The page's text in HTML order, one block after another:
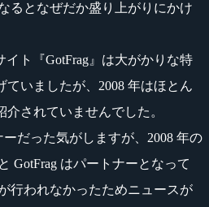
るとなぜだか盛り上がりにかけ
ト『GotFrag』は大がかりな特
いましたが、2008 年はほとん
されていませんでした。
だった気がしますが、2008 年の
GotFrag はパートナーとなって
行われなかったためニュースが